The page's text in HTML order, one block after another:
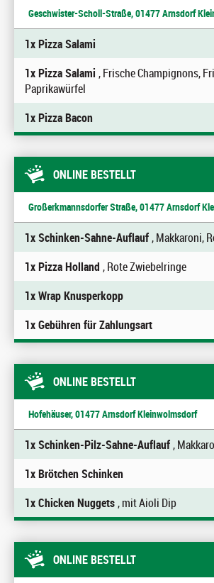
Geschwister-Scholl-Straße, 01477 Arnsdorf
1x Pizza Salami
1x Pizza Salami , Frische Champignons,
Paprikawürfel
1x Pizza Bacon
ONLINE BESTELLT
Großerkmannsdorfer Straße, 01477 Arnsdorf
1x Schinken-Sahne-Auflauf, Makkaroni,
1x Pizza Holland , Rote Zwiebelringe
1x Wrap Knusperkopp
1x Gebühren für Zahlungsart
ONLINE BESTELLT
Hofehäuser, 01477 Arnsdorf Kleinwolmsdorf
1x Schinken-Pilz-Sahne-Auflauf,
1x Brötchen Schinken
1x Chicken Nuggets, mit Aioli Dip
ONLINE BESTELLT